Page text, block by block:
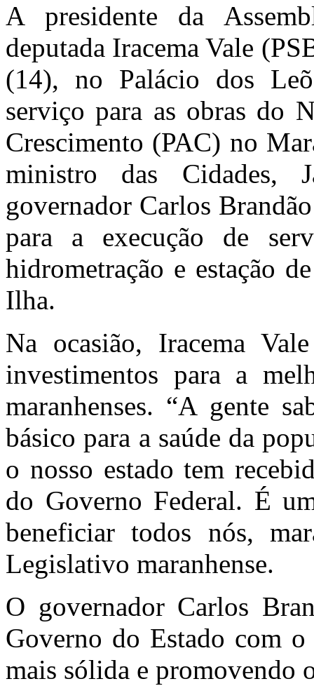
A presidente da
deputada Iracema Vale
(14), no Palácio dos
serviço para as obras do
Crescimento (PAC) no
ministro das Cidades,
governador Carlos
para a execução de
hidrometração e estação
Ilha.
Na ocasião, Iracema
investimentos para a
maranhenses. “A gente
básico para a saúde da
o nosso estado tem
do Governo Federal. É
beneficiar todos nós,
Legislativo maranhense.
O governador Carlos
Governo do Estado com
mais sólida e promovendo